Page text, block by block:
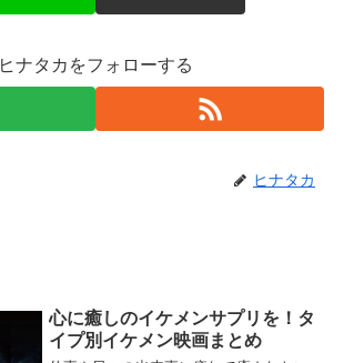
ヒナタカをフォローする
ヒナタカ
心に癒しのイケメンサプリを！タ
イプ別イケメン映画まとめ